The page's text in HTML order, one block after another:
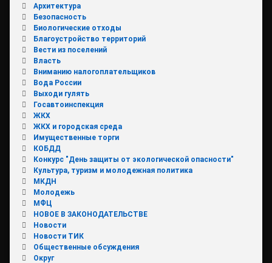
Архитектура
Безопасность
Биологические отходы
Благоустройство территорий
Вести из поселений
Власть
Вниманию налогоплательщиков
Вода России
Выходи гулять
Госавтоинспекция
ЖКХ
ЖКХ и городская среда
Имущественные торги
КОБДД
Конкурс "День защиты от экологической опасности"
Культура, туризм и молодежная политика
МКДН
Молодежь
МФЦ
НОВОЕ В ЗАКОНОДАТЕЛЬСТВЕ
Новости
Новости ТИК
Общественные обсуждения
Округ